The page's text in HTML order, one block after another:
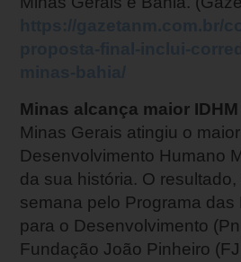
Minas alcança maior
Minas Gerais atingiu o
Desenvolvimento Humano
da sua história. O
semana pelo Programa das
para o Desenvolvimento
Fundação João Pinheiro